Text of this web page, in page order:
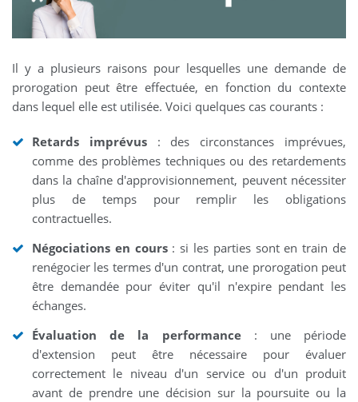
Il y a plusieurs raisons pour lesquelles une demande de
prorogation peut être effectuée, en fonction du contexte
dans lequel elle est utilisée. Voici quelques cas courants :
Retards imprévus: des circonstances imprévues,
comme des problèmes techniques ou des retardements
dans la chaîne d'approvisionnement, peuvent nécessiter
plus de temps pour remplir les obligations
contractuelles.
Négociations en cours: si les parties sont en train de
renégocier les termes d'un contrat, une prorogation peut
être demandée pour éviter qu'il n'expire pendant les
échanges.
Évaluation de la performance: une période
d'extension peut être nécessaire pour évaluer
correctement le niveau d'un service ou d'un produit
avant de prendre une décision sur la poursuite ou la